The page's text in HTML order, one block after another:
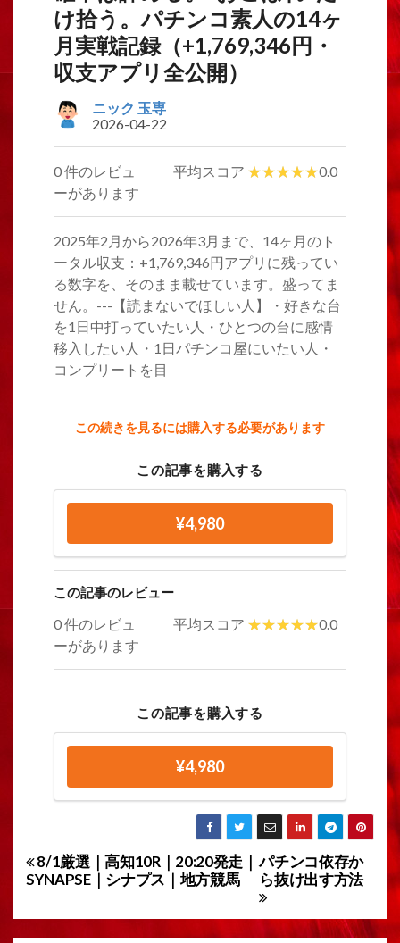
け拾う。パチンコ素人の14ヶ
月実戦記録（+1,769,346円・
収支アプリ全公開）
ニック 玉専
2026-04-22
0 件のレビュ
ーがあります
平均スコア 0.0
2025年2月から2026年3月まで、14ヶ月のト
ータル収支：+1,769,346円アプリに残ってい
る数字を、そのまま載せています。盛ってま
せん。---【読まないでほしい人】・好きな台
を1日中打っていたい人・ひとつの台に感情
移入したい人・1日パチンコ屋にいたい人・
コンプリートを目
この続きを見るには購入する必要があります
この記事を購入する
¥4,980
この記事のレビュー
0 件のレビュ
ーがあります
平均スコア 0.0
この記事を購入する
¥4,980
投
稿
ナ
パチンコ依存か
ら抜け出す方法
8/1厳選｜高知10R｜20:20発走｜
SYNAPSE｜シナプス｜地方競馬